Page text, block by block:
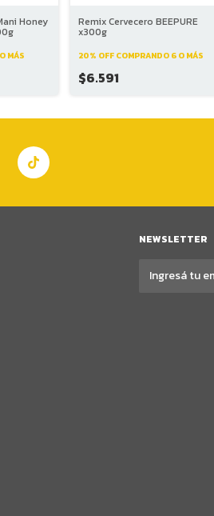
Honey
MÁS
Remix Cervecero BEEPURE
x300g
20% OFF COMPRANDO 6 O MÁS
$6.591
NEWSLETTER